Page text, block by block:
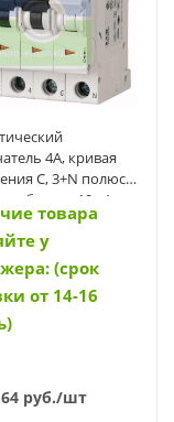
4А, кривая
C, 3+N полюса,
10 кА
3N) (278967)
товара
у
(срок
от 14-16
руб./шт